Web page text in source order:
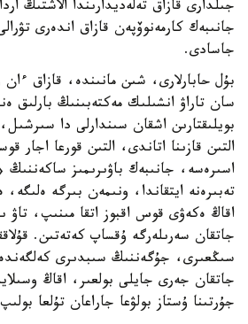
جىلدارى قازاق تەلەديدارىندا الاشتىڭ
جانىبەك كارمەنوۆپەن قازاق اندەرى
جاسادى.
بۇل حابارلارى، شىن مانىندە، قازاق
سان تاراۋ انشىلىك مەكتەبىنىڭ بارلىق
بويلىقتارىن اشقان سىندارلى دا
التىن قازىنا اتاندى، التىن قورعا اجار
اسىرەسە، جانىبەك باۋىرىمىز
تەبىرەنە ايتقاندا، ونىمەن بىرگە
اقاڭ ەكەۋى قوس اقبوز اتقا مىنىپ، تاۋ
جاتقان سەرىلەرگە ۇقساپ كەتەتىن.
سىڭعىرى، جۇگەننىڭ سىبدىرى
جاتقان جەرى جايلى بولعىر، اقاڭ
جۇرتىنا ۇستاز بولۋعا جاراعان تۇلعا